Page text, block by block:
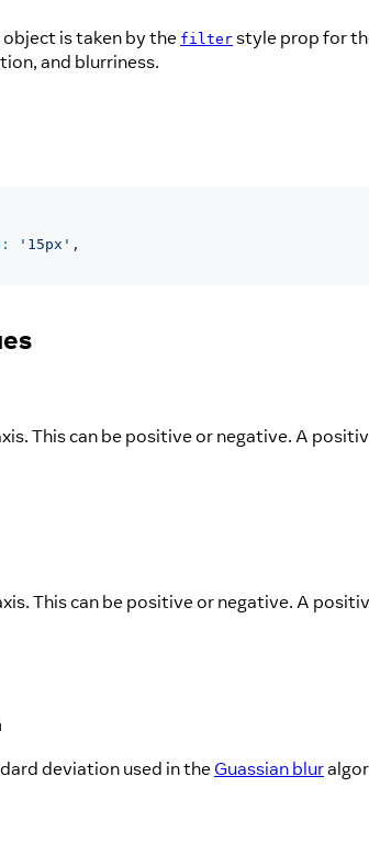
object is taken by the filter style prop for
and blurriness.
: '15px' ,
This can be positive or negative. A
This can be positive or negative. A
deviation used in the Guassian blur